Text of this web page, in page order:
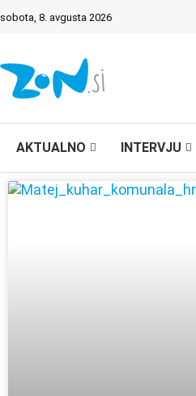
sobota, 8. avgusta 2026
AKTUALNO INTERVJU